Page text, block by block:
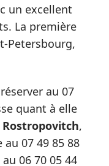
un excellent
La première
Petersbourg,
au 07
quant à elle
Rostropovitch,
07 49 85 88
06 70 05 44